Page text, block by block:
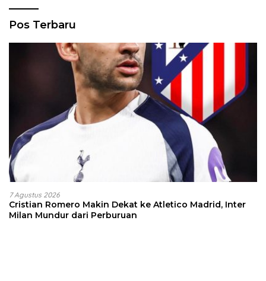
Pos Terbaru
7 Agustus 2026
Cristian Romero Makin Dekat ke Atletico Madrid, Inter
Milan Mundur dari Perburuan